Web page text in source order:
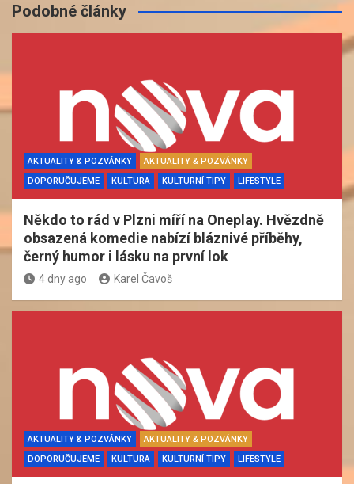
Podobné články
AKTUALITY & POZVÁNKY
AKTUALITY & POZVÁNKY
DOPORUČUJEME
KULTURA KULTURNÍ TIPY LIFESTYLE
Někdo to rád v Plzni míří na Oneplay. Hvězdně
obsazená komedie nabízí bláznivé příběhy,
černý humor i lásku na první lok
4 dny ago Karel Čavoš
AKTUALITY & POZVÁNKY
AKTUALITY & POZVÁNKY
DOPORUČUJEME
KULTURA KULTURNÍ TIPY LIFESTYLE